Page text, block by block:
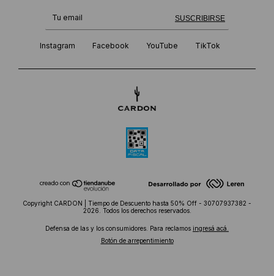
SUSCRIBIRSE
¡Te suscribiste exitosamente!
Instagram Facebook YouTube TikTok
Copyright CARDON | Tiempo de Descuento hasta 50% Off - 30707937382 -
2026. Todos los derechos reservados.
Defensa de las y los consumidores. Para reclamos ingresá acá.
Botón de arrepentimiento